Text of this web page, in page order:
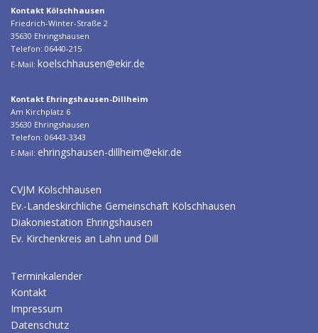
n
a
v
i
a
t
i
o
Kontakt Kölschhausen
Friedrich-Winter-Straße 2
35630 Ehringshausen
Telefon: 06440-215
E-Mail: koelschhausen@ekir.de
Kontakt Ehringshausen-Dillheim
Am Kirchplatz 6
35630 Ehringshausen
Telefon: 06443-3343
E-Mail: ehringshausen-dillheim@ekir.de
CVJM Kölschhausen
Ev.-Landeskirchliche Gemeinschaft Kölschhausen
Diakoniestation Ehringshausen
Ev. Kirchenkreis an Lahn und Dill
Terminkalender
Kontakt
Impressum
Datenschutz